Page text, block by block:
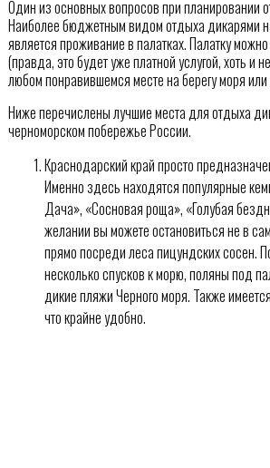
Один из основных вопросов при планировании
Наиболее бюджетным видом отдыха дикарями
является проживание в палатках. Палатку
(правда, это будет уже платной услугой, хоть и
любом понравившемся месте на берегу моря или
Ниже перечислены лучшие места для отдыха
черноморском побережье России.
Краснодарский край просто
Именно здесь находятся популярные
Дача», «Сосновая роща», «Голубая
желании вы можете остановиться не в
прямо посреди леса пицундских сосен.
несколько спусков к морю, поляны под
дикие пляжи Черного моря. Также
что крайне удобно.